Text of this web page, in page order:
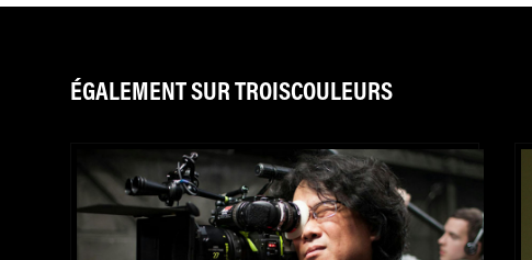
ÉGALEMENT SUR TROISCOULEURS